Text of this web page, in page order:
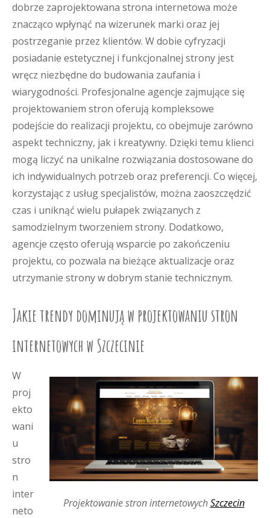
dobrze zaprojektowana strona internetowa może
znacząco wpłynąć na wizerunek marki oraz jej
postrzeganie przez klientów. W dobie cyfryzacji
posiadanie estetycznej i funkcjonalnej strony jest
wręcz niezbędne do budowania zaufania i
wiarygodności. Profesjonalne agencje zajmujące się
projektowaniem stron oferują kompleksowe
podejście do realizacji projektu, co obejmuje zarówno
aspekt techniczny, jak i kreatywny. Dzięki temu klienci
mogą liczyć na unikalne rozwiązania dostosowane do
ich indywidualnych potrzeb oraz preferencji. Co więcej,
korzystając z usług specjalistów, można zaoszczędzić
czas i uniknąć wielu pułapek związanych z
samodzielnym tworzeniem strony. Dodatkowo,
agencje często oferują wsparcie po zakończeniu
projektu, co pozwala na bieżące aktualizacje oraz
utrzymanie strony w dobrym stanie technicznym.
Jakie trendy dominują w projektowaniu stron
internetowych w Szczecinie
Projektowanie stron internetowychSzczecin
W
proj
ekto
wani
u
stro
n
inter
neto